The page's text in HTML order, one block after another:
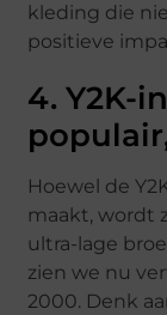
kleding die
positieve
4. Y2K-
Hoewel de
maakt, wordt
ultra-lage
zien we nu
2000. Denk